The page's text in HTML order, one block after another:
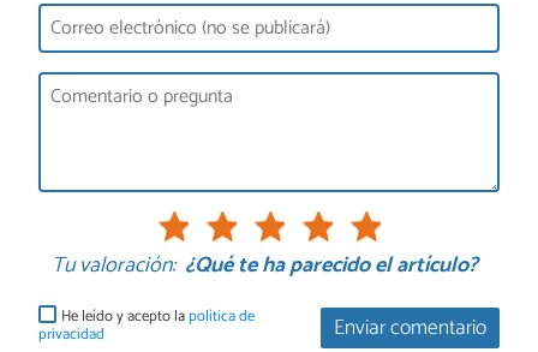
Tu valoración: ¿Qué te ha parecido el artículo?
Enviar comentario
He leído y acepto lapolítica de
privacidad